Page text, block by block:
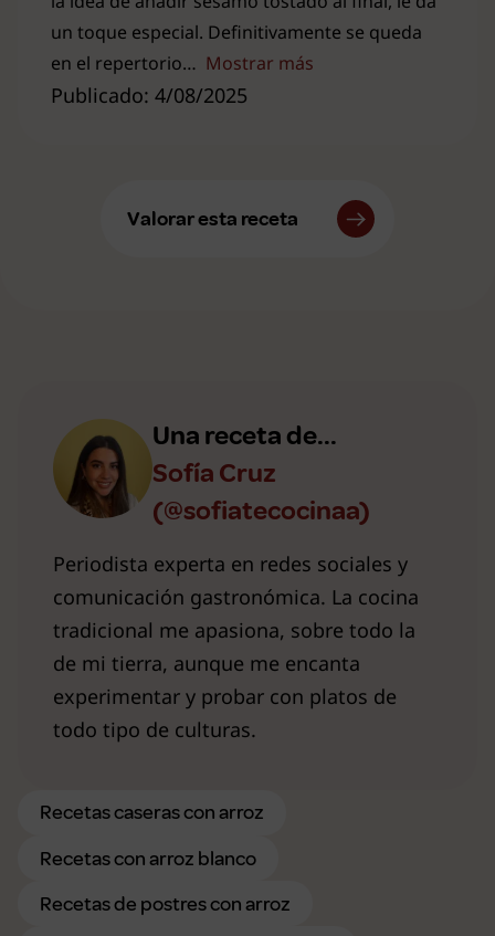
Publicado: 4/08/2025
un toque especial. Definitivamente se queda
en el repertorio
Mostrar más
Valorar esta receta
Una receta de...
Sofía Cruz
(@sofiatecocinaa)
Periodista experta en redes sociales y
comunicación gastronómica. La cocina
tradicional me apasiona, sobre todo la
de mi tierra, aunque me encanta
experimentar y probar con platos de
todo tipo de culturas.
Recetas caseras con arroz
Recetas con arroz blanco
Recetas de postres con arroz